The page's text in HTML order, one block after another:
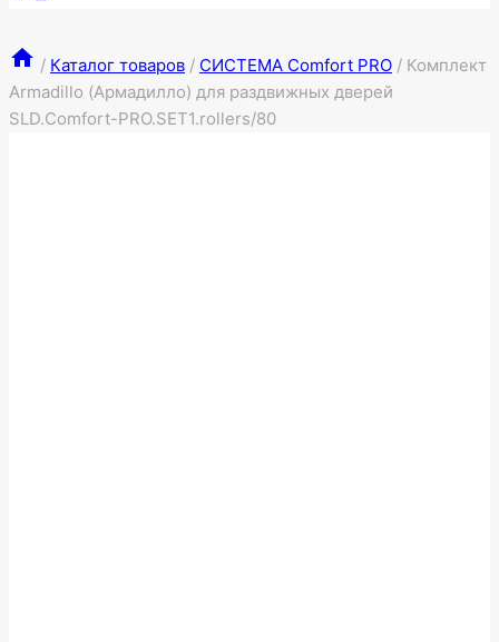
/ Каталог товаров / СИСТЕМА Comfort PRO / Комплект
Armadillo (Армадилло) для раздвижных дверей
SLD.Comfort-PRO.SET1.rollers/80